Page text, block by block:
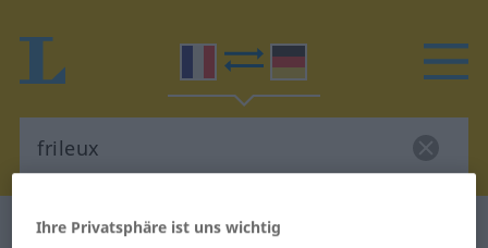
Französisch-Deutsch Wörterbuch
Ihre Privatsphäre ist uns wichtig